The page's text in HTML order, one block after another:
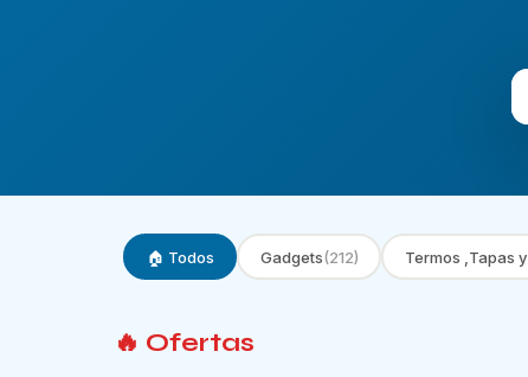
🏠 Todos Gadgets(212) Termos ,Tapas
🔥 Ofertas